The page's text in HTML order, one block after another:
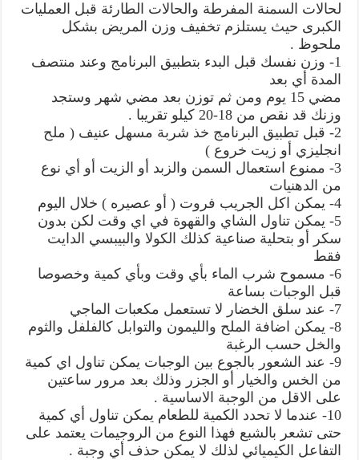
لحالات السمنة المفرطة والحالات الطارئة قبل العمليات
الكبرى حيث يستلزم تخفيف وزن المريض بشكل
ملحوظ .
1- وزن نفسك قبل البدء بتطبيق البرنامج وعند منتصف
المدة أي بعد
مضي 15 يوم ومن ثم توزن بعد مضي شهر وستجد
وزنك قد نقص من 18-20 كيلو تقريبا .
2- قبل تطبيق البرنامج خذ شربة مسهل عنيف ( ملح
انجليزي أو زيت خروع )
3- ممنوع استعمال السمن والزبد أو الزيت أو أي نوع
من الدهنيات
4- يمكن اكل الجريب فروت ( أو عصيره ) خلال اليوم
5- يمكن تناول الشاي والقهوة في اي وقت لكن بدون
سكر أو بتحلية صناعية كذلك الكولا والبيبسي الدايت
فقط
6- مسموح شرب الماء بأي وقت وبأي كمية وخصوصا
قبل الوجبات بساعة
7- عند سلق الخضار لا تستعمل مكعبات الماجي
8- يمكن اضافة الملح والليمون والتوابل كالفلفل والثوم
والخل حسب الرغبة
9- عند الشعور بالجوع بين الوجبات يمكن تناول اي كمية
من الخس والخيار أو الجزر وذلك بعد مرور ساعتين
على الاقل من الوجبة الاساسية .
10- عندما لا تحدد الكمية للطعام يمكن تناول أي كمية
حتى تشعر بالشبع فهذا النوع من الروجيمات يعتمد على
التفاعل الكيميائي لذلك لا يمكن حذف أي وجبة .